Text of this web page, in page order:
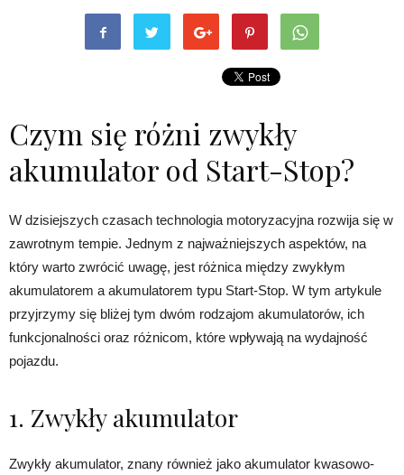
Czym się różni zwykły
akumulator od Start-Stop?
W dzisiejszych czasach technologia motoryzacyjna rozwija się w
zawrotnym tempie. Jednym z najważniejszych aspektów, na
który warto zwrócić uwagę, jest różnica między zwykłym
akumulatorem a akumulatorem typu Start-Stop. W tym artykule
przyjrzymy się bliżej tym dwóm rodzajom akumulatorów, ich
funkcjonalności oraz różnicom, które wpływają na wydajność
pojazdu.
1. Zwykły akumulator
Zwykły akumulator, znany również jako akumulator kwasowo-